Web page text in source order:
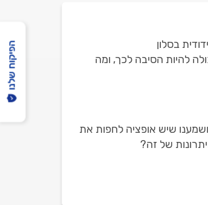
בסלון
להיות הסיבה לכך, ומה
שיש אופציה לחפות את
של זה?
הפיקוח שלנו